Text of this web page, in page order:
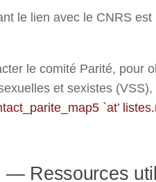
le lien avec le CNRS
le comité Parité, pour
et sexistes
`at’
— Ressources